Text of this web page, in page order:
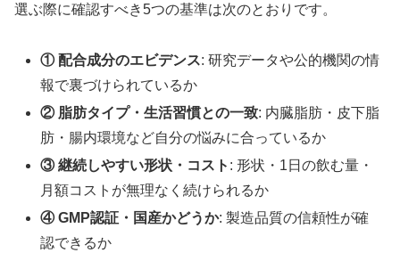
選ぶ際に確認すべき5つの基準は次のとおりです。
① 配合成分のエビデンス: 研究データや公的機関の情
報で裏づけられているか
② 脂肪タイプ・生活習慣との一致: 内臓脂肪・皮下脂
肪・腸内環境など自分の悩みに合っているか
③ 継続しやすい形状・コスト : 形状・1日の飲む量・
月額コストが無理なく続けられるか
④ GMP認証・国産かどうか: 製造品質の信頼性が確
認できるか